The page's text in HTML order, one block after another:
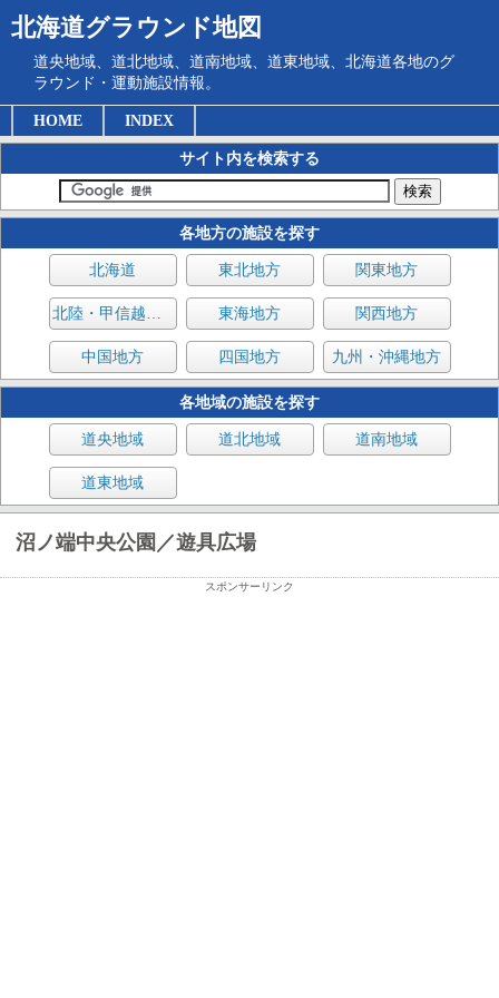
北海道グラウンド地図
道央地域、道北地域、道南地域、道東地域、北海道各地のグ
ラウンド・運動施設情報。
HOME INDEX
サイト内を検索する
各地方の施設を探す
北海道 東北地方 関東地方
北陸・甲信越地方 東海地方 関西地方
中国地方 四国地方 九州・沖縄地方
各地域の施設を探す
道央地域 道北地域 道南地域
道東地域
沼ノ端中央公園／遊具広場
スポンサーリンク